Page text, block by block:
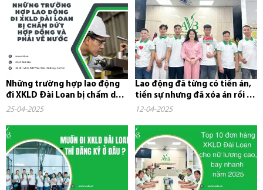
Những trường hợp lao động
đi XKLD Đài Loan bị chấm dứt
hợp đồng và phải về nước
25-04-2025
Lao động đã từng có tiền án,
tiền sự nhưng đã xóa án rồi có
đi xuất khẩu lao...
12-04-2025